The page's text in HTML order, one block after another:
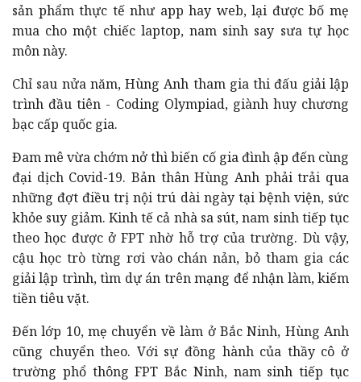
sản phẩm thực tế như app hay web, lại được bố mẹ
mua cho một chiếc laptop, nam sinh say sưa tự học
môn này.
Chỉ sau nửa năm, Hùng Anh tham gia thi đấu giải lập
trình đầu tiên - Coding Olympiad, giành huy chương
bạc cấp quốc gia.
Đam mê vừa chớm nở thì biến cố gia đình ập đến cùng
đại dịch Covid-19. Bản thân Hùng Anh phải trải qua
những đợt điều trị nội trú dài ngày tại bệnh viện, sức
khỏe suy giảm. Kinh tế cả nhà sa sút, nam sinh tiếp tục
theo học được ở FPT nhờ hỗ trợ của trường. Dù vậy,
cậu học trò từng rơi vào chán nản, bỏ tham gia các
giải lập trình, tìm dự án trên mạng để nhận làm, kiếm
tiền tiêu vặt.
Đến lớp 10, mẹ chuyển về làm ở Bắc Ninh, Hùng Anh
cũng chuyển theo. Với sự đồng hành của thầy cô ở
trường phổ thông FPT Bắc Ninh, nam sinh tiếp tục